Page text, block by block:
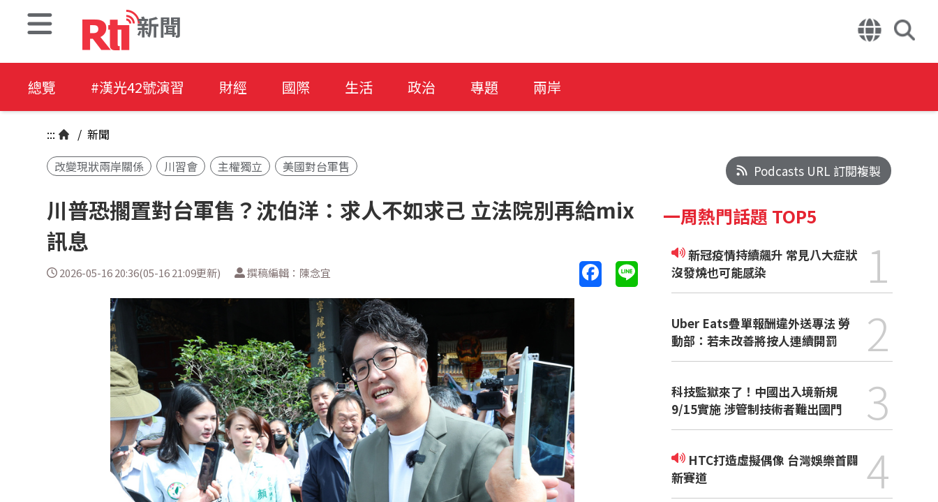
新聞
總覽 #漢光42號演習 財經 國際 生活 政治 專題 兩岸
::: / 新聞
改變現狀兩岸關係
川習會 主權獨立 美國對台軍售
川普恐擱置對台軍售？沈伯洋：求人不如求己 立法院別再給mix
訊息
2026-05-16 20:36(05-16 21:09更新) 撰稿編輯：陳念宜
Podcasts URL 訂閱複製
一周熱門話題 TOP5
新冠疫情持續飆升 常見八大症狀
沒發燒也可能感染
1
Uber Eats疊單報酬違外送專法 勞
動部：若未改善將按人連續開罰
2
科技監獄來了！中國出入境新規
9/15實施 涉管制技術者難出國門
3
新賽道
4